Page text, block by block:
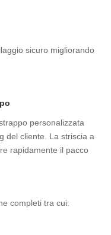
sicuro migliorando
personalizzata
del cliente. La striscia a
rapidamente il pacco
completi tra cui: